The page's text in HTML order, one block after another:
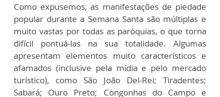
Como expusemos, as manifestações de piedade
popular durante a Semana Santa são múltiplas e
muito vastas por todas as paróquias, o que torna
difícil pontuá-las na sua totalidade. Algumas
apresentam elementos muito característicos e
afamados (inclusive pela mídia e pelo mercado
turístico), como São João Del-Rei; Tiradentes;
Sabará; Ouro Preto; Congonhas do Campo e